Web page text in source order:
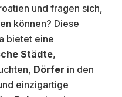
und fragen sich,
können? Diese
bietet eine
Städte,
Dörfer in den
einzigartige